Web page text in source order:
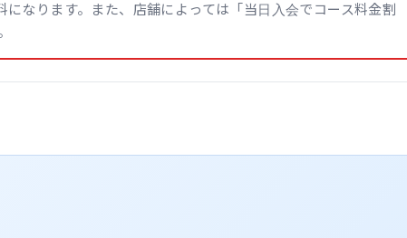
なります。また、店舗によっては「当日入会でコース料金割